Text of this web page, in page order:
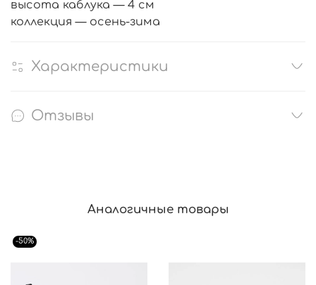
высота каблука — 4 см
коллекция — осень-зима
Характеристики
Отзывы
Аналогичные товары
-50%